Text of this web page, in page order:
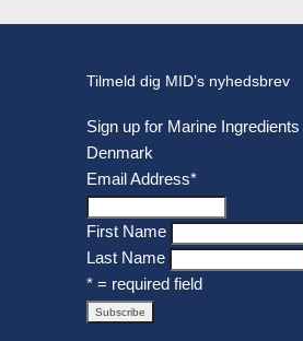
Tilmeld dig MID’s nyhedsbrev
Sign up for Marine Ingredients
Denmark
Email Address*
First Name
Last Name
* = required field